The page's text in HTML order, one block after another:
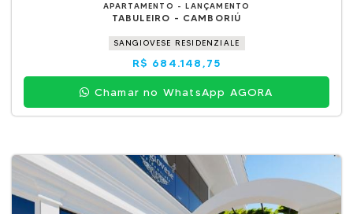
APARTAMENTO - LANÇAMENTO
TABULEIRO - CAMBORIÚ
SANGIOVESE RESIDENZIALE
R$ 684.148,75
Chamar no WhatsApp AGORA